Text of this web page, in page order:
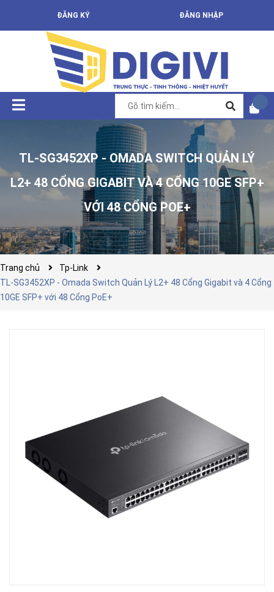
ĐĂNG KÝ ĐĂNG NHẬP
TL-SG3452XP - OMADA SWITCH QUẢN LÝ
L2+ 48 CỔNG GIGABIT VÀ 4 CỔNG 10GE SFP+
VỚI 48 CỔNG POE+
Trang chủ
Tp-Link
TL-SG3452XP - Omada Switch Quản Lý L2+ 48 Cổng Gigabit và 4 Cổng
10GE SFP+ với 48 Cổng PoE+